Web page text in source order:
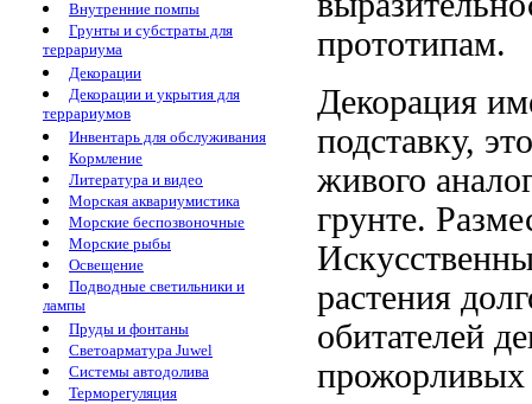
Внутренние помпы
Грунты и субстраты для
террариума
Декорации
Декорации и укрытия для
террариумов
Инвентарь для обслуживания
Кормление
Литература и видео
Морская аквариумистика
Морские беспозвоночные
Морские рыбы
Освещение
Подводные светильники и
лампы
Пруды и фонтаны
Светоарматура Juwel
Системы автодолива
Терморегуляция
прототипам.
Декорация
подставку,
живого
грунте.
растения
обитателей
прожорливых